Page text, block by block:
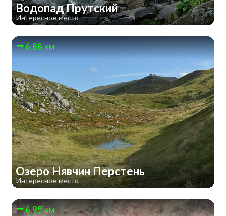
Водопад Прутский
Интересное место
6.88 км
Озеро Нявчин Перстень
Интересное место
6.95 км